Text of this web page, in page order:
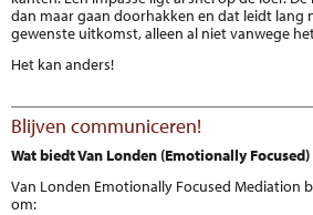
dan maar gaan doorhakken en dat leidt lang
gewenste uitkomst, alleen al niet vanwege
Het kan anders!
Blijven communiceren!
Wat biedt Van Londen (Emotionally
Van Londen Emotionally Focused Mediation
om: